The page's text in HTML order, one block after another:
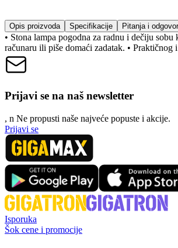
Opis proizvoda Specifikacije Pitanja i
• Stona lampa pogodna za radnu i dečiju sobu
računaru ili piše domaći zadatak. • Praktičnog
Prijavi se na naš newsletter
, n Ne propusti naše najveće popuste i akcije.
Prijavi se
Isporuka
Šok cene i promocije